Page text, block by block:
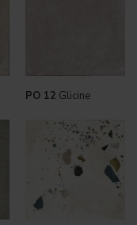
PO 12 Glicine